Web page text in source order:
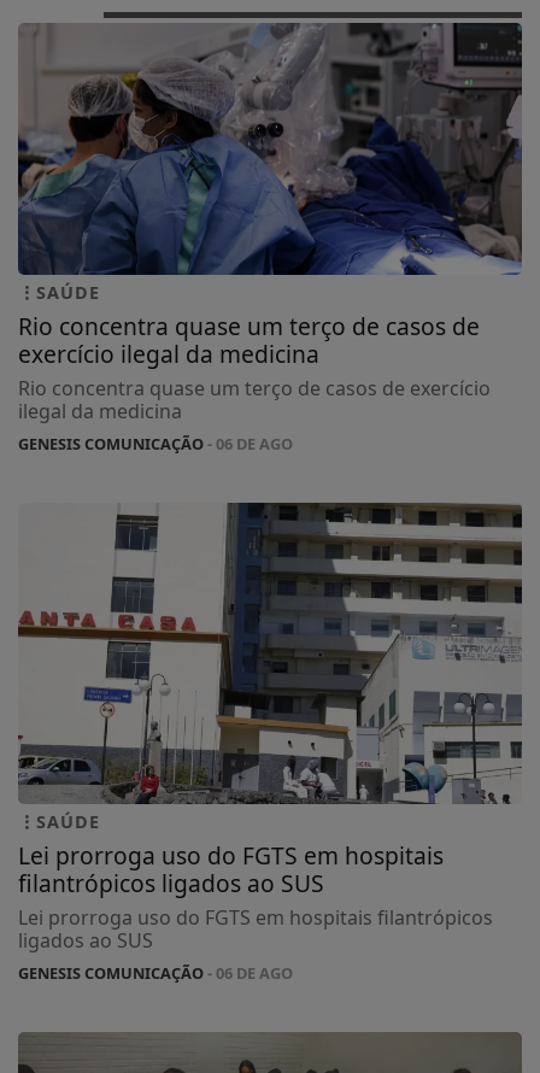
SAÚDE
Rio concentra quase um terço de casos de
exercício ilegal da medicina
Rio concentra quase um terço de casos de exercício
ilegal da medicina
GENESIS COMUNICAÇÃO- 06 DE AGO
SAÚDE
Lei prorroga uso do FGTS em hospitais
filantrópicos ligados ao SUS
Lei prorroga uso do FGTS em hospitais filantrópicos
ligados ao SUS
GENESIS COMUNICAÇÃO- 06 DE AGO